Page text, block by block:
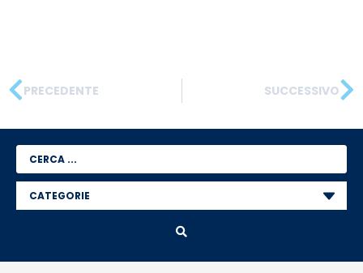
PRECEDENTE SUCCESSIVO